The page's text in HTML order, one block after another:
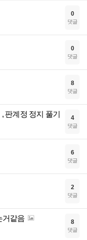
0
댓글
0
댓글
8
댓글
판계정 정지 풀기 4
댓글
6
댓글
2
댓글
거같음 8
댓글